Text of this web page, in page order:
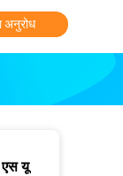
अनुरोध
एस यू